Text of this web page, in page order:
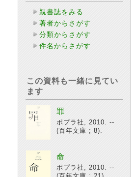
親書誌をみる
著者からさがす
分類からさがす
件名からさがす
この資料も一緒に見てい
ます
罪
ポプラ社, 2010. --
(百年文庫 ; 8).
命
ポプラ社, 2010. --